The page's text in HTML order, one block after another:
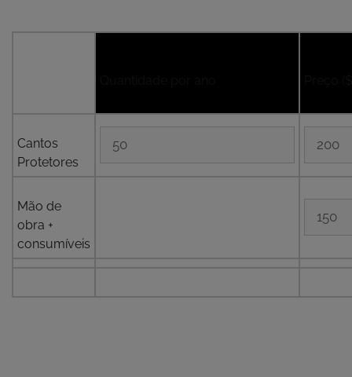
Cantos
Protetores
Mão de
obra +
consumíveis